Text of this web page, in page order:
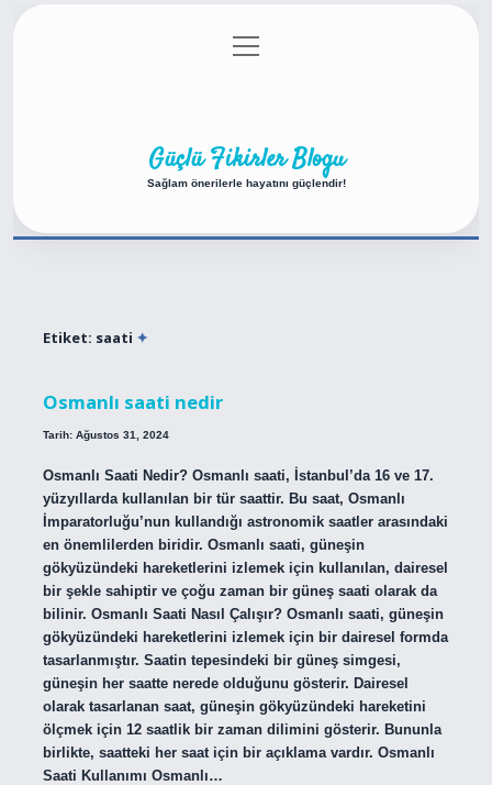
Gizlilik Politikası
menüyü
aç
Güçlü Fikirler Blogu
Sağlam önerilerle hayatını güçlendir!
Etiket: saati
Osmanlı saati nedir
Tarih: Ağustos 31, 2024
Osmanlı Saati Nedir? Osmanlı saati, İstanbul’da 16 ve 17.
yüzyıllarda kullanılan bir tür saattir. Bu saat, Osmanlı
İmparatorluğu’nun kullandığı astronomik saatler arasındaki
en önemlilerden biridir. Osmanlı saati, güneşin
gökyüzündeki hareketlerini izlemek için kullanılan, dairesel
bir şekle sahiptir ve çoğu zaman bir güneş saati olarak da
bilinir. Osmanlı Saati Nasıl Çalışır? Osmanlı saati, güneşin
gökyüzündeki hareketlerini izlemek için bir dairesel formda
tasarlanmıştır. Saatin tepesindeki bir güneş simgesi,
güneşin her saatte nerede olduğunu gösterir. Dairesel
olarak tasarlanan saat, güneşin gökyüzündeki hareketini
ölçmek için 12 saatlik bir zaman dilimini gösterir. Bununla
birlikte, saatteki her saat için bir açıklama vardır. Osmanlı
Saati Kullanımı Osmanlı…